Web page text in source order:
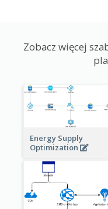
Zobacz więcej
Energy Supply
Optimization